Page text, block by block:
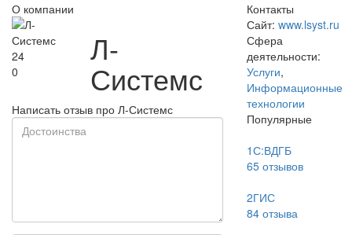
О компании
24
0
Л-
Системс
Написать отзыв про Л-Системс
Контакты
Сайт: www.lsyst.ru
Сфера
деятельности:
Услуги,
Информационные
технологии
Популярные
1С:ВДГБ
65отзывов
2ГИС
84отзыва